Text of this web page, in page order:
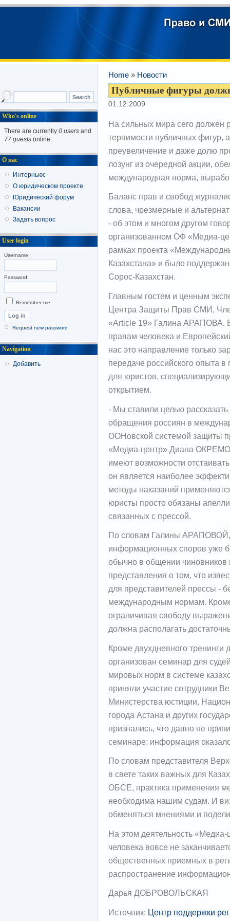
Home » Новости
Публичные фигуры
01.12.2009
На сильных мира сего должен
терпимости публичных фигур,
преувеличение и даже долю
лозунг из очередной акции,
международная норма,
Баланс прав и свобод
слова, чрезмерные и
- об этом и многом другом
организованном ОФ «Медиа-
рамках проекта
Казахстана» и было
Сорос-Казахстан.
Главным гостем и ценным
Центра Защиты Прав СМИ,
«Article 19» Галина АРАПОВА.
правам человека и
нас это направление только
передаче российского опыта
для юристов,
открытием.
- Мы ставили целью
обращения россиян в
ООНовской системой защиты
«Медиа-центр» Диана
имеют возможности
он является наиболее
методы наказаний
юристы просто обязаны
связанных с прессой.
По словам Галины АРАПОВОЙ,
информационных споров уже
обычно в общении чиновников
представления о том, что
для представителей прессы -
международным нормам.
ограничивая свободу
должна располагать
Кроме двухдневного тренинги
организован семинар для
мировых норм в системе
приняли участие сотрудники
Министерства юстиции,
города Астана и других
признались, что давно не
семинаре: информация
По словам представителя
в свете таких важных для
ОБСЕ, практика применения
необходима нашим судам. И
обменяться мнениями и
На этом деятельность
человека вовсе не
общественных приемных в
распространение
Дарья ДОБРОВОЛЬСКАЯ
Источник: Центр поддержки
Who's online
There are currently 0 users and
77 guests online.
О нас
Интерньюс
О юридическом проекте
Юридический форум
Вакансии
Задать вопрос
User login
Username:
Password:
Remember me
Request new password
Navigation
Добавить